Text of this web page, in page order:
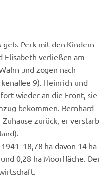
Perk mit den Kindern
Elisabeth verließen am
und zogen nach
9). Heinrich und
wieder an die Front, sie
bekommen. Bernhard
zurück, er verstarb
:18,78 ha davon 14 ha
0,28 ha Moorfläche. Der